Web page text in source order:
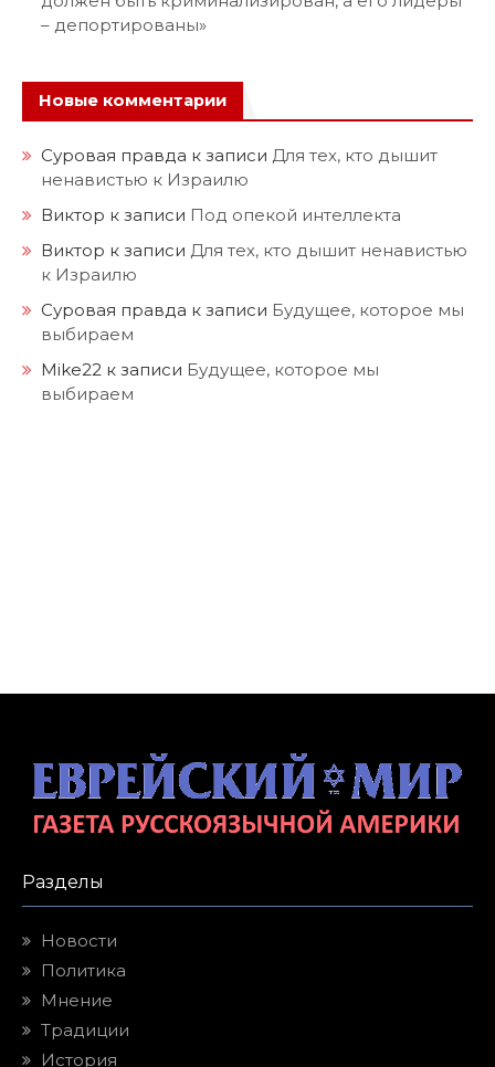
– депортированы»
Новые комментарии
Суровая правда к записи Для тех, кто дышит
ненавистью к Израилю
Виктор к записи Под опекой интеллекта
Виктор к записи Для тех, кто дышит ненавистью
к Израилю
Суровая правда к записи Будущее, которое мы
выбираем
Mike22 к записи Будущее, которое мы
выбираем
Разделы
Новости
Политика
Мнение
Традиции
История